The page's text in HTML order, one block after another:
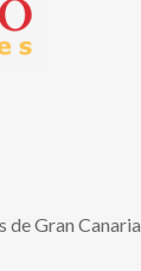
de Gran Canaria